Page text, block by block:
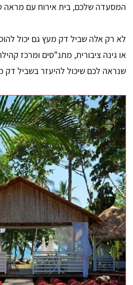
המסעדה שלכם, בית אירוח עם מראה
לא רק אלה שביל דק מעץ גם יכול
או גינה ציבורית, מתנ"סים ומרכז
שנראה לכם שיכול להיעזר בשביל דק